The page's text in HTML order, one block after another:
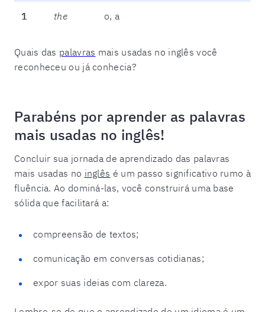
1 the o, a
Quais das palavras mais usadas no inglês você
reconheceu ou já conhecia?
Parabéns por aprender as palavras
mais usadas no inglês!
Concluir sua jornada de aprendizado das palavras
mais usadas no inglês é um passo significativo rumo à
fluência. Ao dominá-las, você construirá uma base
sólida que facilitará a:
compreensão de textos;
comunicação em conversas cotidianas;
expor suas ideias com clareza.